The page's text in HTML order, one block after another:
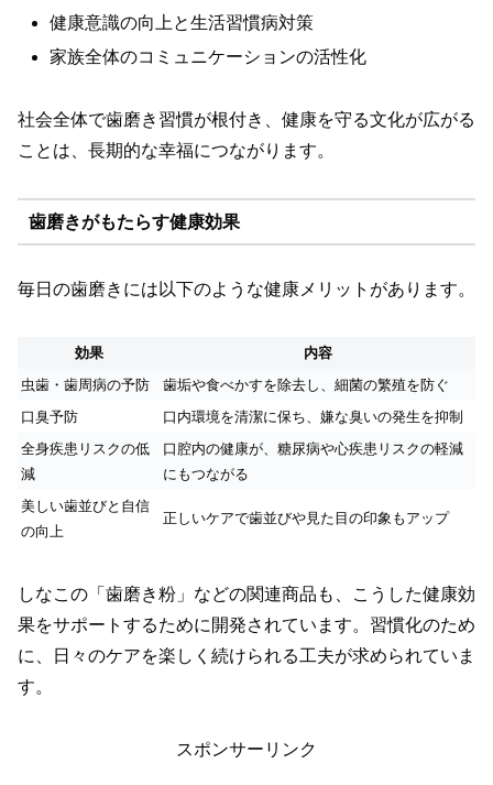
健康意識の向上と生活習慣病対策
家族全体のコミュニケーションの活性化
社会全体で歯磨き習慣が根付き、健康を守る文化が広がる
ことは、長期的な幸福につながります。
歯磨きがもたらす健康効果
毎日の歯磨きには以下のような健康メリットがあります。
効果
内容
虫歯・歯周病の予防
歯垢や食べかすを除去し、細菌の繁殖を防ぐ
口臭予防
口内環境を清潔に保ち、嫌な臭いの発生を抑制
全身疾患リスクの低
減
口腔内の健康が、糖尿病や心疾患リスクの軽減
にもつながる
美しい歯並びと自信
の向上
正しいケアで歯並びや見た目の印象もアップ
しなこの「歯磨き粉」などの関連商品も、こうした健康効
果をサポートするために開発されています。習慣化のため
に、日々のケアを楽しく続けられる工夫が求められていま
す。
スポンサーリンク